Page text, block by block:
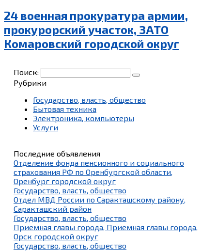
24 военная прокуратура армии,
прокурорский участок, ЗАТО
Комаровский городской округ
Поиск:
Рубрики
Государство, власть, общество
Бытовая техника
Электроника, компьютеры
Услуги
Последние объявления
Отделение фонда пенсионного и социального
страхования РФ по Оренбургской области,
Оренбург городской округ
Государство, власть, общество
Отдел МВД России по Саракташскому району,
Саракташский район
Государство, власть, общество
Приемная главы города, Приемная главы города,
Орск городской округ
Государство, власть, общество